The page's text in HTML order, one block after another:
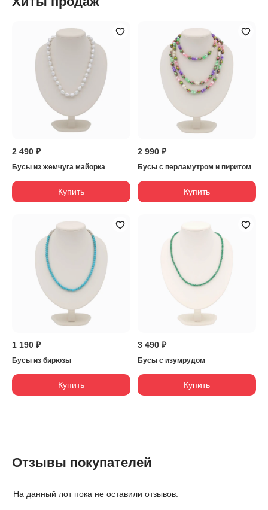
2 490 ₽
Бусы из жемчуга майорка
Купить
2 990 ₽
Бусы с перламутром и пиритом
Купить
1 190 ₽
Бусы из бирюзы
Купить
3 490 ₽
Бусы с изумрудом
Купить
Отзывы покупателей
На данный лот пока не оставили отзывов.